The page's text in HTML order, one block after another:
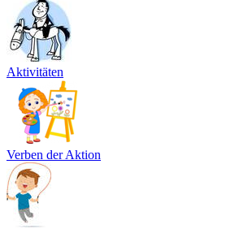
Aktivitäten
Verben der Aktion